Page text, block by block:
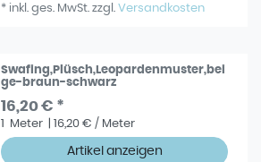
* inkl. ges. MwSt. zzgl.Versandkosten
Swafing,Plüsch,Leopardenmuster,bei
ge-braun-schwarz
16,20 € *
1 Meter | 16,20 € / Meter
Artikel anzeigen